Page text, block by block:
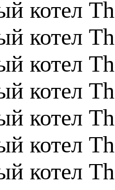
котел
котел
котел
котел
котел
котел
котел